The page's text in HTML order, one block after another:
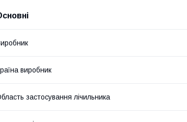
виробник
застосування лічильника